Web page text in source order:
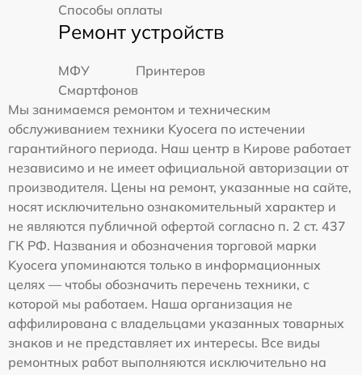
Способы оплаты
Ремонт устройств
МФУ
Принтеров
Смартфонов
Мы занимаемся ремонтом и техническим
обслуживанием техники Kyocera по истечении
гарантийного периода. Наш центр в Кирове работает
независимо и не имеет официальной авторизации от
производителя. Цены на ремонт, указанные на сайте,
носят исключительно ознакомительный характер и
не являются публичной офертой согласно п. 2 ст. 437
ГК РФ. Названия и обозначения торговой марки
Kyocera упоминаются только в информационных
целях — чтобы обозначить перечень техники, с
которой мы работаем. Наша организация не
аффилирована с владельцами указанных товарных
знаков и не представляет их интересы. Все виды
ремонтных работ выполняются исключительно на